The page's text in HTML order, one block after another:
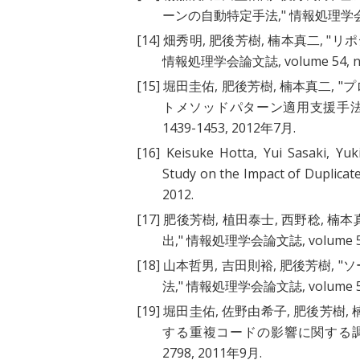
ーンの自動特定手法," 情報処理
[14] 畑秀明, 肥後芳樹, 楠本真二, " リ
情報処理学会論文誌, volume 54,
[15] 堀田圭佑, 肥後芳樹, 楠本真二, "プ
トメソッドパターン適用支援手
1439-1453, 2012年7月.
[16] Keisuke Hotta, Yui Sasaki,
Study on the Impact of
2012.
[17] 肥後芳樹, 植田泰士, 西野稔, 楠本
出," 情報処理学会論文誌,
[18] 山本哲男, 吉田則裕, 肥後芳樹, "
法," 情報処理学会論文誌,
[19] 堀田圭佑, 佐野由希子, 肥後芳樹,
する重複コードの影響に関する
2798, 2011年9月.